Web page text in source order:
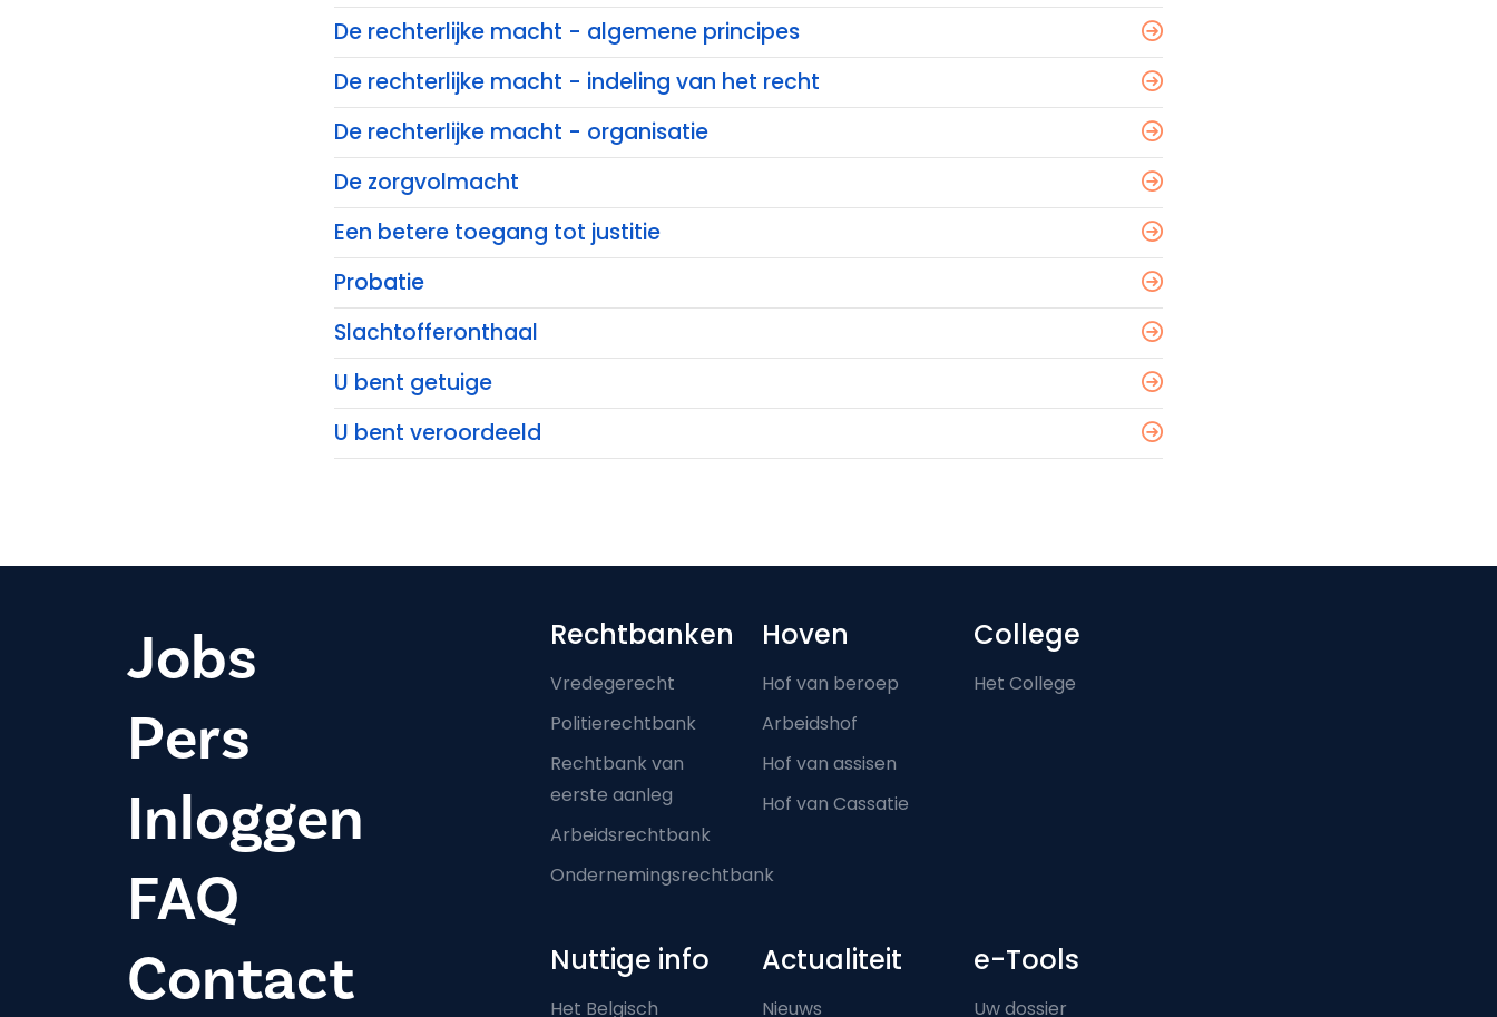
De rechterlijke macht - algemene principes
De rechterlijke macht - indeling van het recht
De rechterlijke macht - organisatie
De zorgvolmacht
Een betere toegang tot justitie
Probatie
Slachtofferonthaal
U bent getuige
U bent veroordeeld
Jobs
Pers
Inloggen
FAQ
Contact
Footer-menu
Rechtbanken
Vredegerecht
Politierechtbank
Rechtbank van
eerste aanleg
Arbeidsrechtbank
Ondernemingsrechtbank
Hoven
Hof van beroep
Arbeidshof
Hof van assisen
Hof van Cassatie
College
Het College
Nuttige info
Het Belgisch
Actualiteit
Nieuws
e-Tools
Uw dossier